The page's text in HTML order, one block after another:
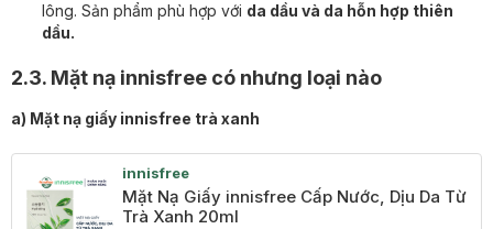
lông. Sản phẩm phù hợp với da dầu và da hỗn hợp thiên
dầu.
2.3. Mặt nạ innisfree có nhưng loại nào
a) Mặt nạ giấy innisfree trà xanh
innisfree
Mặt Nạ Giấy innisfree Cấp Nước, Dịu Da Từ
Trà Xanh 20ml